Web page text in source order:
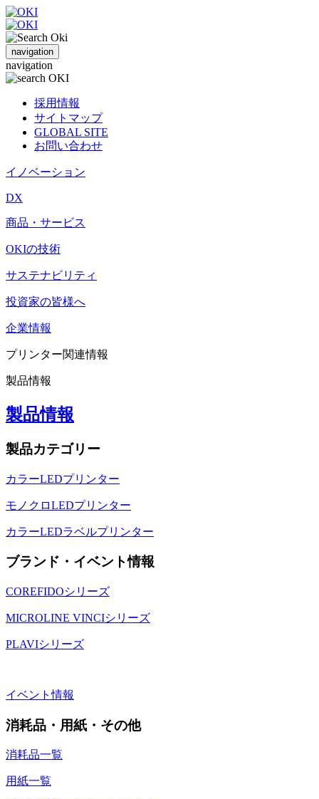
navigation
navigation
採用情報
サイトマップ
GLOBAL SITE
お問い合わせ
イノベーション
DX
商品・サービス
OKIの技術
サステナビリティ
投資家の皆様へ
企業情報
プリンター関連情報
製品情報
製品情報
製品カテゴリー
カラーLEDプリンター
モノクロLEDプリンター
カラーLEDラベルプリンター
ブランド・イベント情報
COREFIDOシリーズ
MICROLINE VINCIシリーズ
PLAVIシリーズ
イベント情報
消耗品・用紙・その他
消耗品一覧
用紙一覧